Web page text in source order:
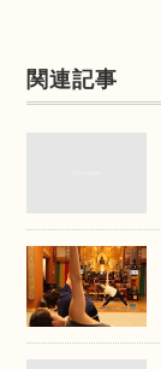
関連記事